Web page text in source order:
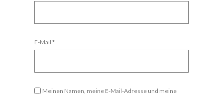
E-Mail *
Meinen Namen, meine E-Mail-Adresse und meine